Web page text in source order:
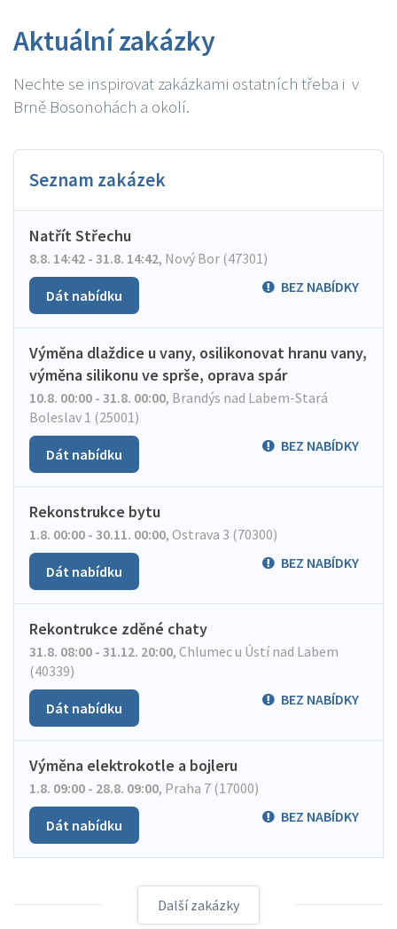
Aktuální zakázky
Nechte se inspirovat zakázkami ostatních třeba i v
Brně Bosonohách a okolí.
Seznam zakázek
Natřít Střechu
8.8. 14:42 - 31.8. 14:42, Nový Bor (47301)
BEZ NABÍDKY
Dát nabídku
Výměna dlaždice u vany, osilikonovat hranu vany,
výměna silikonu ve sprše, oprava spár
10.8. 00:00 - 31.8. 00:00, Brandýs nad Labem-Stará
Boleslav 1 (25001)
BEZ NABÍDKY
Dát nabídku
Rekonstrukce bytu
1.8. 00:00 - 30.11. 00:00, Ostrava 3 (70300)
BEZ NABÍDKY
Dát nabídku
Rekontrukce zděné chaty
31.8. 08:00 - 31.12. 20:00, Chlumec u Ústí nad Labem
(40339)
BEZ NABÍDKY
Dát nabídku
Výměna elektrokotle a bojleru
1.8. 09:00 - 28.8. 09:00, Praha 7 (17000)
BEZ NABÍDKY
Dát nabídku
Další zakázky